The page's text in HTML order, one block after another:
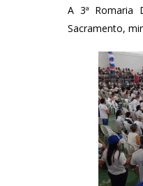
A 3ª Romaria
Sacramento,